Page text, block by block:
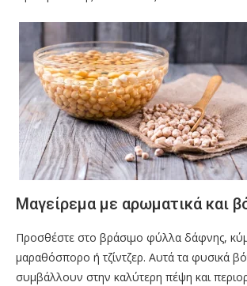
Μαγείρεμα με αρωματικά και
Προσθέστε στο βράσιμο φύλλα δάφνης,
μαραθόσπορο ή τζίντζερ. Αυτά τα φυσικά
συμβάλλουν στην καλύτερη πέψη και